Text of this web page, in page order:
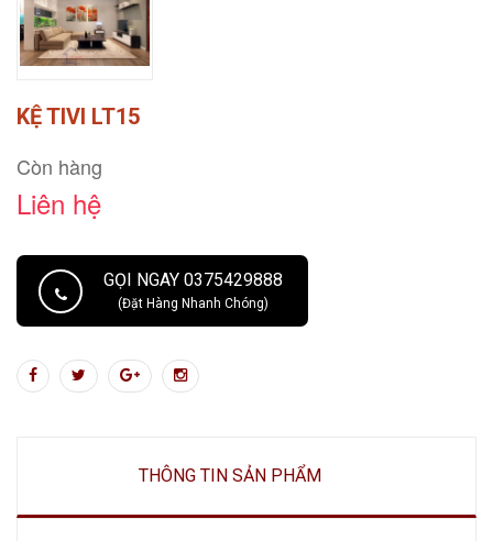
KỆ TIVI LT15
Còn hàng
Liên hệ
GỌI NGAY 0375429888
(Đặt Hàng Nhanh Chóng)
THÔNG TIN SẢN PHẨM